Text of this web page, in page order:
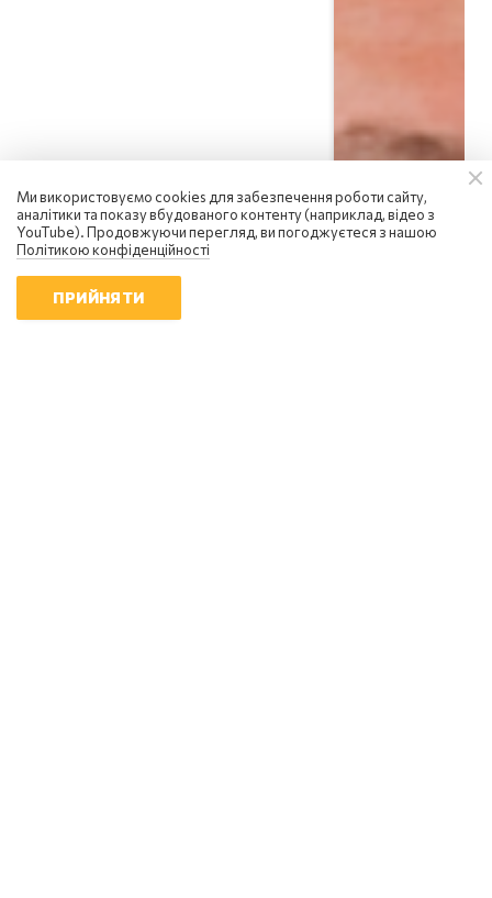
Вадим Денисенко
Україна вступила в надзвичайний
економічний стан: чи є вихід із
кризи
Ми використовуємо cookies для забезпечення роботи сайту,
аналітики та показу вбудованого контенту (наприклад, відео з
YouTube). Продовжуючи перегляд, ви погоджуєтеся з нашою
Політикою конфіденційності
ПРИЙНЯТИ